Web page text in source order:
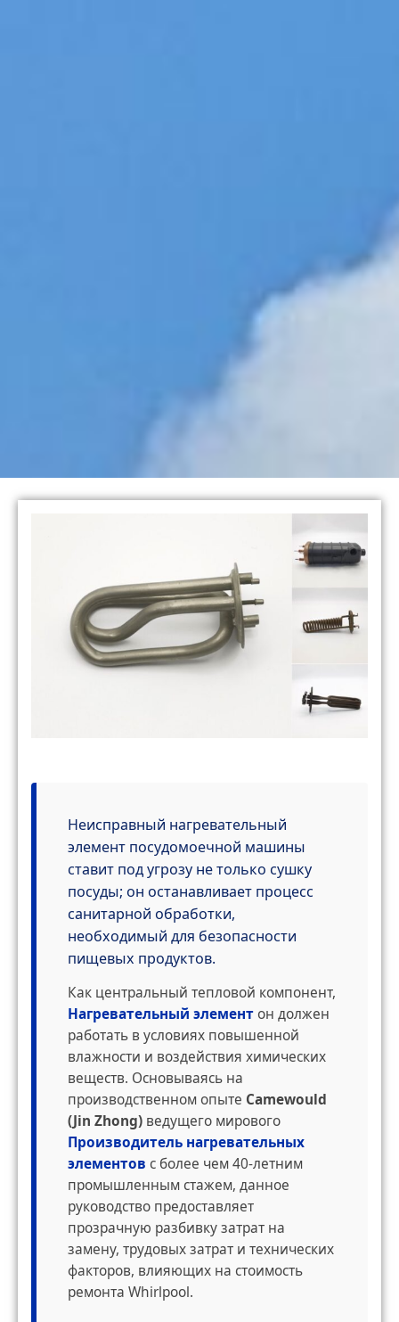
Неисправный нагревательный
элемент посудомоечной машины
ставит под угрозу не только сушку
посуды; он останавливает процесс
санитарной обработки,
необходимый для безопасности
пищевых продуктов.
Как центральный тепловой компонент,
Нагревательный элементон должен
работать в условиях повышенной
влажности и воздействия химических
веществ. Основываясь на
производственном опыте Camewould
(Jin Zhong) ведущего мирового
Производитель нагревательных
элементов с более чем 40-летним
промышленным стажем, данное
руководство предоставляет
прозрачную разбивку затрат на
замену, трудовых затрат и технических
факторов, влияющих на стоимость
ремонта Whirlpool.